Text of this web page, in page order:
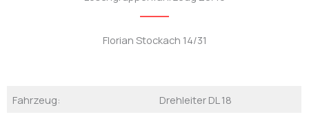
Florian Stockach 14/31
Fahrzeug:
Drehleiter DL 18